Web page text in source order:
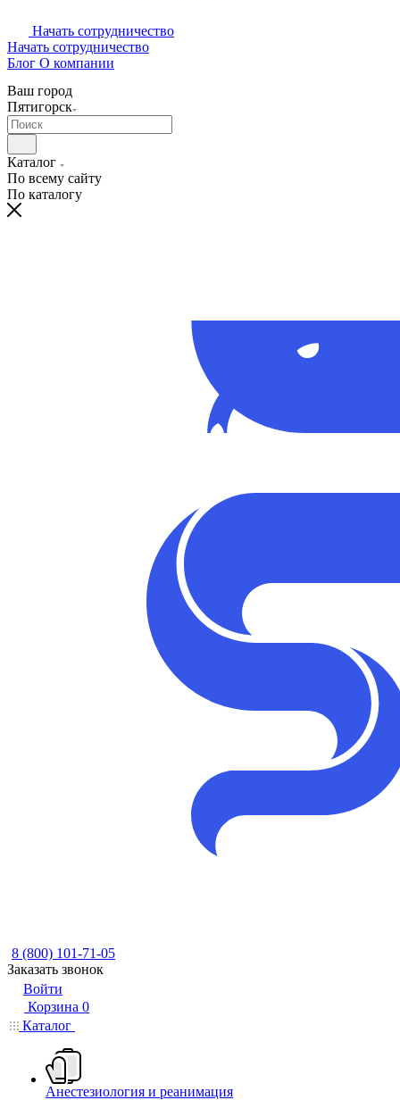
Начать сотрудничество
Начать сотрудничество
Блог О компании
Ваш город
Пятигорск
Каталог
По всему сайту
По каталогу
8 (800) 101-71-05
Заказать звонок
Войти
Корзина 0
Каталог
Анестезиология и реанимация